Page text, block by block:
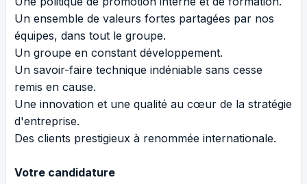
Un ensemble de valeurs fortes partagées par nos
équipes, dans tout le groupe.
Un groupe en constant développement.
Un savoir-faire technique indéniable sans cesse
remis en cause.
Une innovation et une qualité au cœur de la stratégie
d'entreprise.
Des clients prestigieux à renommée internationale.
Votre candidature